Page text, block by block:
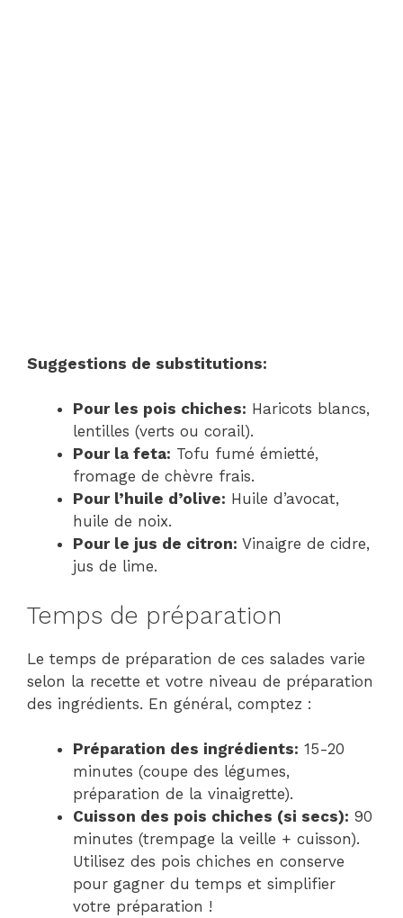
Suggestions de substitutions:
Pour les pois chiches: Haricots blancs,
lentilles (verts ou corail).
Pour la feta: Tofu fumé émietté,
fromage de chèvre frais.
Pour l’huile d’olive: Huile d’avocat,
huile de noix.
Pour le jus de citron: Vinaigre de cidre,
jus de lime.
Temps de préparation
Le temps de préparation de ces salades varie
selon la recette et votre niveau de préparation
des ingrédients. En général, comptez :
Préparation des ingrédients: 15-20
minutes (coupe des légumes,
préparation de la vinaigrette).
Cuisson des pois chiches (si secs): 90
minutes (trempage la veille + cuisson).
Utilisez des pois chiches en conserve
pour gagner du temps et simplifier
votre préparation !